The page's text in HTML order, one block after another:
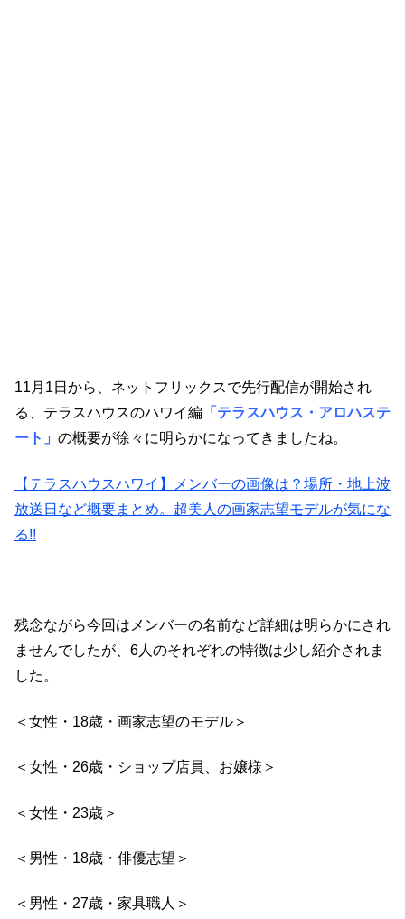
11月1日から、ネットフリックスで先行配信が開始され
る、テラスハウスのハワイ編 「テラスハウス・アロハステ
ート」 の概要が徐々に明らかになってきましたね。
【テラスハウスハワイ】メンバーの画像は？場所・地上波
放送日など概要まとめ。超美人の画家志望モデルが気にな
る!!
残念ながら今回はメンバーの名前など詳細は明らかにされ
ませんでしたが、6人のそれぞれの特徴は少し紹介されま
した。
＜女性・18歳・画家志望のモデル＞
＜女性・26歳・ショップ店員、お嬢様＞
＜女性・23歳＞
＜男性・18歳・俳優志望＞
＜男性・27歳・家具職人＞